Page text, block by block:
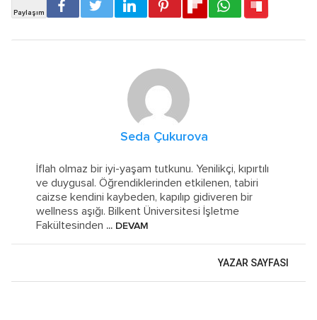
Seda Çukurova
İflah olmaz bir iyi-yaşam tutkunu. Yenilikçi, kıpırtılı
ve duygusal. Öğrendiklerinden etkilenen, tabiri
caizse kendini kaybeden, kapılıp gidiveren bir
wellness aşığı. Bilkent Üniversitesi İşletme
Fakültesinden ... DEVAM
YAZAR SAYFASI